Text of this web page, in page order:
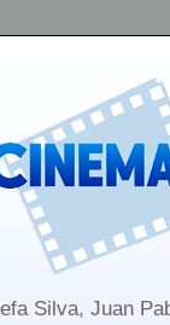
Silva, Juan